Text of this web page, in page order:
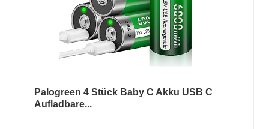
Palogreen 4 Stück Baby C Akku USB C
Aufladbare...